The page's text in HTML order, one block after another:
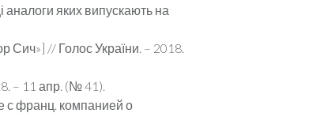
яких випускають на
Сич»] // Голос України. – 2018.
– 11 апр. (№ 41).
с франц. компанией о